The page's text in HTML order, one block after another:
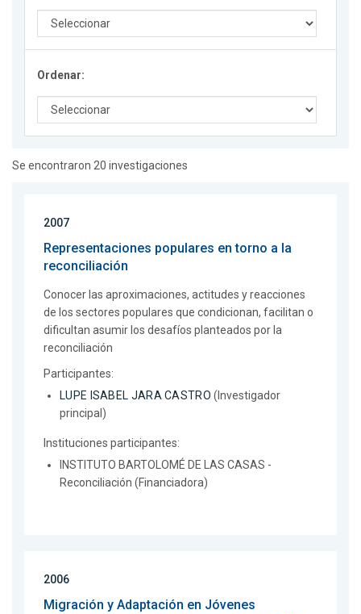
Ordenar:
Se encontraron 20 investigaciones
2007
Representaciones populares en torno a la
reconciliación
Conocer las aproximaciones, actitudes y reacciones
de los sectores populares que condicionan, facilitan o
dificultan asumir los desafíos planteados por la
reconciliación
Participantes:
LUPE ISABEL JARA CASTRO (Investigador
principal)
Instituciones participantes:
INSTITUTO BARTOLOMÉ DE LAS CASAS -
Reconciliación (Financiadora)
2006
Migración y Adaptación en Jóvenes